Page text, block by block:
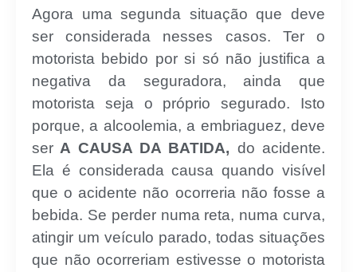
Agora uma segunda situação que deve
ser considerada nesses casos. Ter o
motorista bebido por si só não justifica a
negativa da seguradora, ainda que
motorista seja o próprio segurado. Isto
porque, a alcoolemia, a embriaguez, deve
ser A CAUSA DA BATIDA, do acidente.
Ela é considerada causa quando visível
que o acidente não ocorreria não fosse a
bebida. Se perder numa reta, numa curva,
atingir um veículo parado, todas situações
que não ocorreriam estivesse o motorista